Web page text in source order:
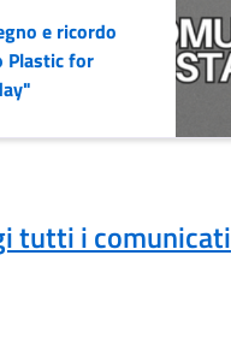
e ricordo
Plastic for
tutti i comunicati